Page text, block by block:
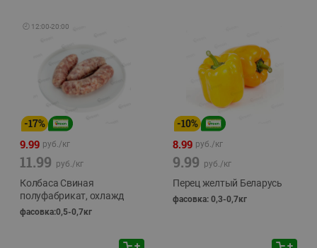
🕘 12:00-20:00
-17%
9.99 руб./кг
11.99 руб./кг
Колбаса Свиная
полуфабрикат, охлажд
фасовка:0,5-0,7кг
-10%
8.99 руб./кг
9.99 руб./кг
Перец желтый Беларусь
фасовка: 0,3-0,7кг